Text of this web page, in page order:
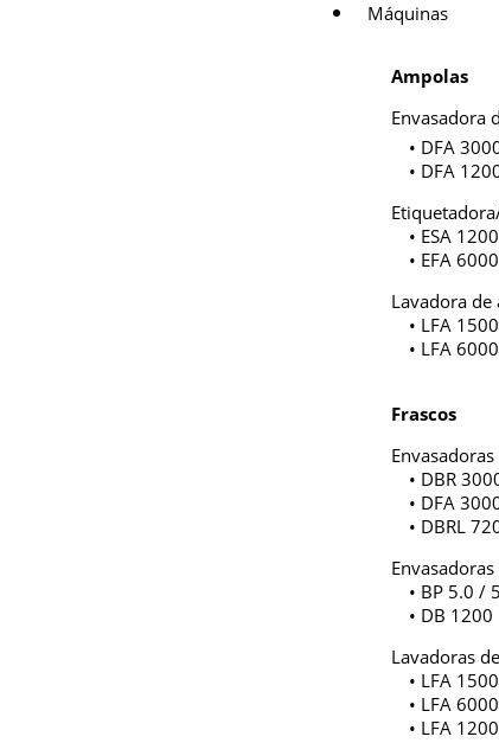
Máquinas
Ampolas
Envasadora
• DFA
• DFA
• ESA 1200
• EFA
Lavadora de
• LFA 1500
• LFA
Frascos
• DBR
• DFA
• DBRL
• BP 5.0 /
• DB 1200
Lavadoras
• LFA 1500
• LFA
• LFA